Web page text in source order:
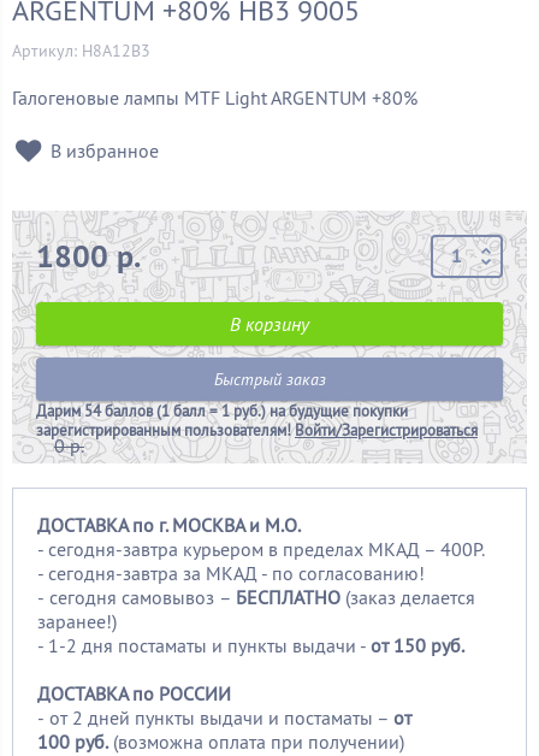
ARGENTUM +80% HB3 9005
Артикул: H8A12B3
Галогеновые лампы MTF Light ARGENTUM +80%
В избранное
1800 р.
0 р.
В корзину
Быстрый заказ
Дарим54 баллов (1 балл = 1 руб.)на будущие покупки
зарегистрированным пользователям!Войти/Зарегистрироваться
ДОСТАВКА по г. МОСКВА и М.О.
- сегодня-завтра курьером в пределах МКАД – 400Р.
- сегодня-завтра за МКАД - по согласованию!
- сегодня самовывоз – БЕСПЛАТНО (заказ делается
заранее!)
- 1-2 дня постаматы и пункты выдачи - от 150 руб.
ДОСТАВКА по РОССИИ
- от 2 дней пункты выдачи и постаматы – от
100 руб. (возможна оплата при получении)